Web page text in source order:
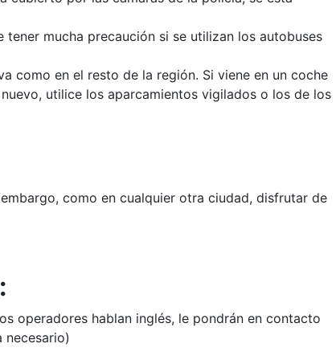
mucha precaución si se utilizan los autobuses
como en el resto de la región. Si viene en un coche
utilice los aparcamientos vigilados o los de los
embargo, como en cualquier otra ciudad, disfrutar de
operadores hablan inglés, le pondrán en contacto
necesario)